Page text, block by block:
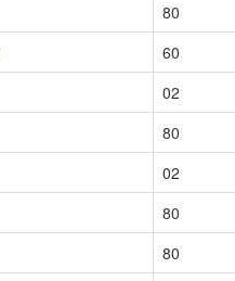
80
60
02
80
02
80
80